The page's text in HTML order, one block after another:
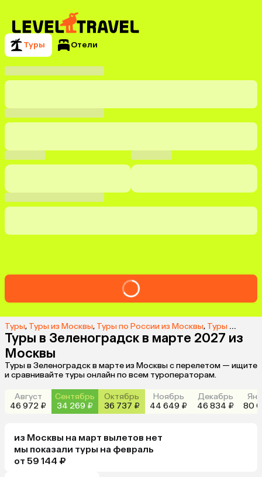
Туры Отели
Туры, Туры из Москвы, Туры по России из Москвы, Туры в Зеленоградск из Москвы
Туры в Зеленоградск в марте 2027 из
Москвы
Туры в Зеленоградск в марте из Москвы с перелетом — ищите
и сравнивайте туры онлайн по всем туроператорам.
Август
46 972 ₽
Сентябрь
34 269 ₽
Октябрь
36 737 ₽
Ноябрь
44 649 ₽
Декабрь
46 834 ₽
80
из Москвы на март вылетов нет
мы показали туры на февраль
от 59 144 ₽